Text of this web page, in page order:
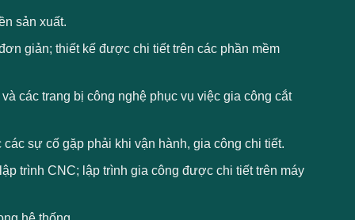
sản xuất.
giản; thiết kế được chi tiết trên các phần mềm
các trang bị công nghệ phục vụ việc gia công cắt
sự cố gặp phải khi vận hành, gia công chi tiết.
trình CNC; lập trình gia công được chi tiết trên máy